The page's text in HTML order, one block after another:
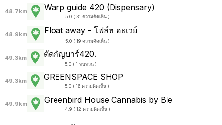
48.7km Warp guide 420 (Dispensary)
5.0 ( 31 ความคิดเห็น )
48.9km Float away - โฟล์ท อะเวย์
5.0 ( 19 ความคิดเห็น )
49.3km ตัดกัญบาร์420.
5.0 ( 1 ทบทวน )
49.3km GREENSPACE SHOP
5.0 ( 16 ความคิดเห็น )
49.9km Greenbird House Cannabis by Ble
4.9 ( 12 ความคิดเห็น )